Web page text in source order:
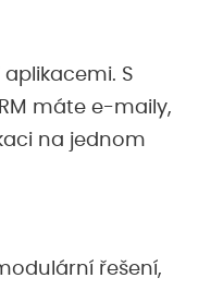
aplikacemi. S
máte e-maily,
na jednom
řešení,